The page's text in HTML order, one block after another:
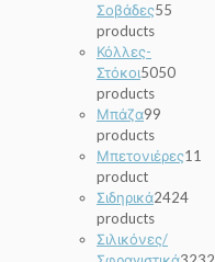
Σοβάδες55
products
Κόλλες-
Στόκοι5050
products
Μπάζα99
products
Μπετονιέρες11
product
Σιδηρικά2424
products
Σιλικόνες/